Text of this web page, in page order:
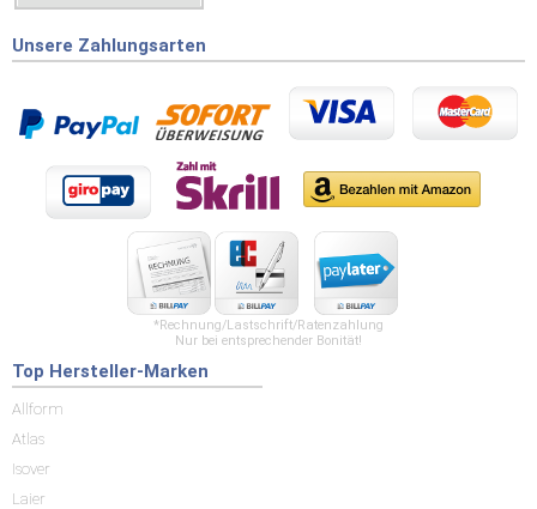
Unsere Zahlungsarten
*Rechnung/Lastschrift/Ratenzahlung
Nur bei entsprechender Bonität!
Top Hersteller-Marken
Allform
Atlas
Isover
Laier